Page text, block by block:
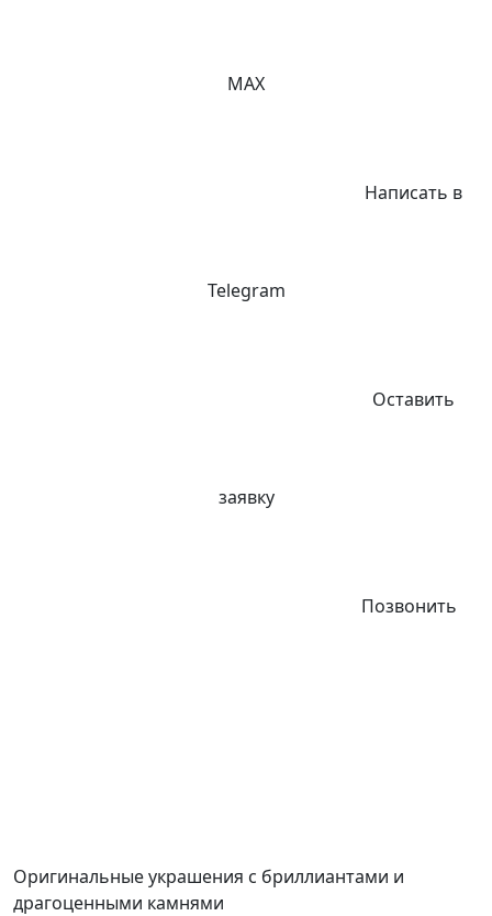
MAX
Написать в
Telegram
Оставить
заявку
Позвонить
Оригинальные украшения с бриллиантами и
драгоценными камнями